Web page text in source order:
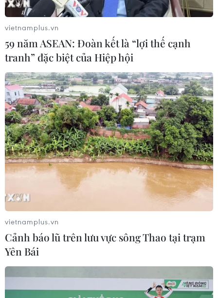
vietnamplus.vn
59 năm ASEAN: Đoàn kết là “lợi thế cạnh
tranh” đặc biệt của Hiệp hội
vietnamplus.vn
Cảnh báo lũ trên lưu vực sông Thao tại trạm
Yên Bái